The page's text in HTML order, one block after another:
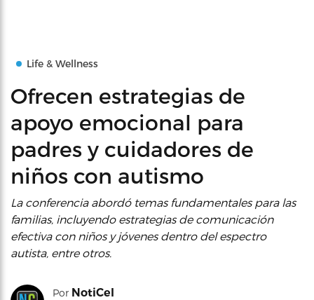
Life & Wellness
Ofrecen estrategias de
apoyo emocional para
padres y cuidadores de
niños con autismo
La conferencia abordó temas fundamentales para las
familias, incluyendo estrategias de comunicación
efectiva con niños y jóvenes dentro del espectro
autista, entre otros.
Por NotiCel